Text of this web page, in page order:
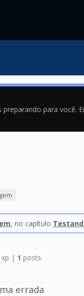
para
, no capítulo
xp | 1 posts
errada